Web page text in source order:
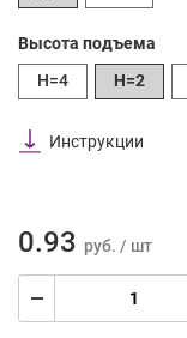
Высота подъема
H=4
H=2
Инструкции
0.93 руб. / шт